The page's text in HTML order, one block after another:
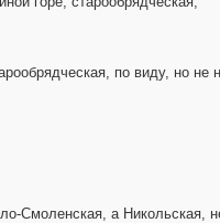
по виду, но не
Смоленская, а Никольская,